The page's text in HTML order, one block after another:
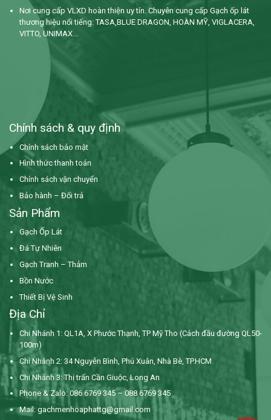
Nơi cung cấp VLXD hoàn thiện uy tín. Chuyên cung cấp Gạch ốp lát
thương hiệu nổi tiếng: TASA,BLUE DRAGON, HOÀN MỸ, VIGLACERA,
VITTO, UNIMAX…
Chính sách & quy định
Chính sách bảo mật
Hình thức thanh toán
Chính sách vận chuyển
Bảo hành – Đổi trả
Sản Phẩm
Gạch Ốp Lát
Đá Tự Nhiên
Gạch Tranh – Thảm
Bồn Nước
Thiết Bị Vệ Sinh
Địa Chỉ
Chi Nhánh 1: QL1A, X Phước Thạnh, TP Mỹ Tho (Cách đầu đường QL50-
100m)
Chi Nhánh 2: 34 Nguyễn Bình, Phú Xuân, Nhà Bè, TP.HCM
Chi Nhánh 3: Thị trấn Cần Giuộc, Long An
Phone & Zalo: 086 6769 345 – 088 6769 345
Mail: gachmenhoaphattg@gmail.com